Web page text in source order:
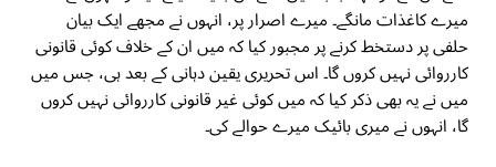
میرے کاغذات مانگے۔ میرے اصرار پر، انہوں نے مجھے ایک بیان
حلفی پر دستخط کرنے پر مجبور کیا کہ میں ان کے خلاف کوئی قانونی
کارروائی نہیں کروں گا۔ اس تحریری یقین دہانی کے بعد ہی، جس میں
میں نے یہ بھی ذکر کیا کہ میں کوئی غیر قانونی کارروائی نہیں کروں
گا، انہوں نے میری بائیک میرے حوالے کی۔